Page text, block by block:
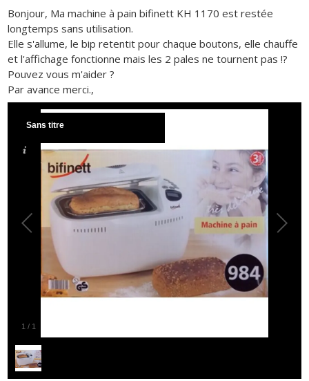
Bonjour, Ma machine à pain bifinett KH 1170 est restée
longtemps sans utilisation.
Elle s'allume, le bip retentit pour chaque boutons, elle chauffe
et l'affichage fonctionne mais les 2 pales ne tournent pas !?
Pouvez vous m'aider ?
Par avance merci.,
1 / 1
Sans titre